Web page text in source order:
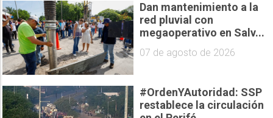
Dan mantenimiento a la
red pluvial con
megaoperativo en Salv...
07 de agosto de 2026
#OrdenYAutoridad: SSP
restablece la circulación